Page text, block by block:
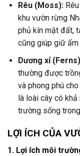
Rêu (Moss):Rêu
khu vườn rừng
phủ kín mặt đất,
cũng giúp giữ
Dương xỉ
thường được
và phong phú
là loài cây có
trường sống
LỢI ÍCH CỦA
1. Lợi ích môi